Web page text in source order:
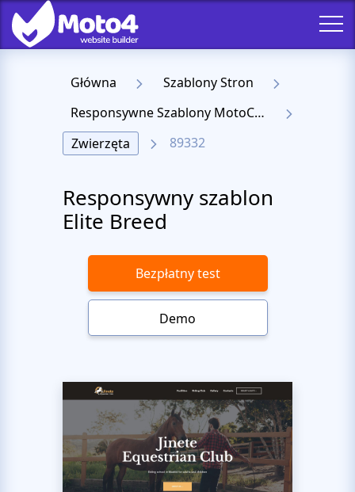
Główna
Szablony Stron
Responsywne Szablony MotoCMS 3
Zwierzęta
89332
Responsywny szablon
Elite Breed
Bezpłatny test
Demo